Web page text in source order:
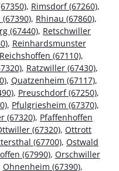
, Rimsdorf (67260),
, Rhinau (67860),
(67440), Retschwiller
, Reinhardsmunster
Reichshoffen (67110),
, Ratzwiller (67430),
, Quatzenheim (67117),
, Preuschdorf (67250),
, Pfulgriesheim (67370),
(67320), Pfaffenhoffen
(67320), Ottrott
(67700), Ostwald
(67990), Orschwiller
Ohnenheim (67390),